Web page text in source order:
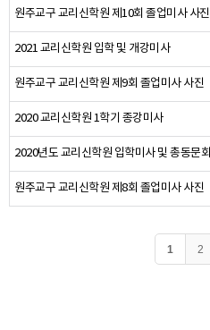
원주교구 교리신학원 제10회 졸업미사 사진
2021 교리신학원 입학 및 개강미사
원주교구 교리신학원 제9회 졸업미사 사진
2020 교리신학원 1학기 종강미사
2020년도 교리신학원 입학미사 및 총동문회
원주교구 교리신학원 제8회 졸업미사 사진
1 2